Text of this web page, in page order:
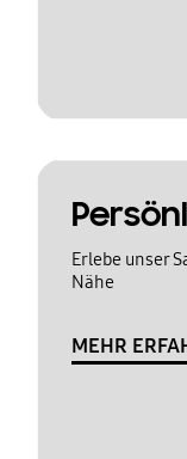
Erlebe unser
Nähe
MEHR